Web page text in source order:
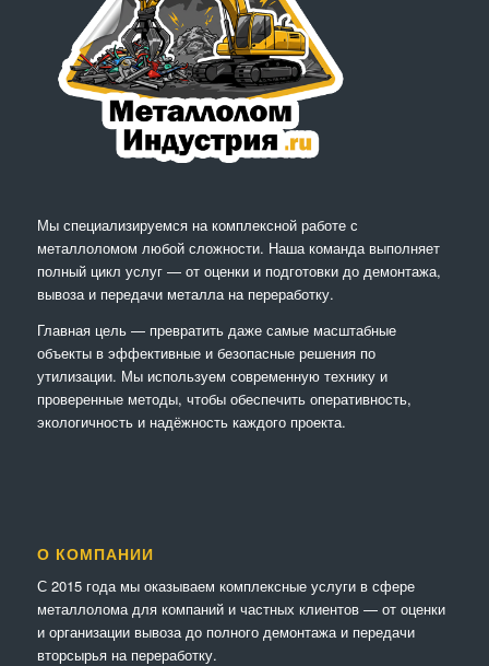
Мы специализируемся на комплексной работе с
металлоломом любой сложности. Наша команда выполняет
полный цикл услуг — от оценки и подготовки до демонтажа,
вывоза и передачи металла на переработку.
Главная цель — превратить даже самые масштабные
объекты в эффективные и безопасные решения по
утилизации. Мы используем современную технику и
проверенные методы, чтобы обеспечить оперативность,
экологичность и надёжность каждого проекта.
О КОМПАНИИ
С 2015 года мы оказываем комплексные услуги в сфере
металлолома для компаний и частных клиентов — от оценки
и организации вывоза до полного демонтажа и передачи
вторсырья на переработку.